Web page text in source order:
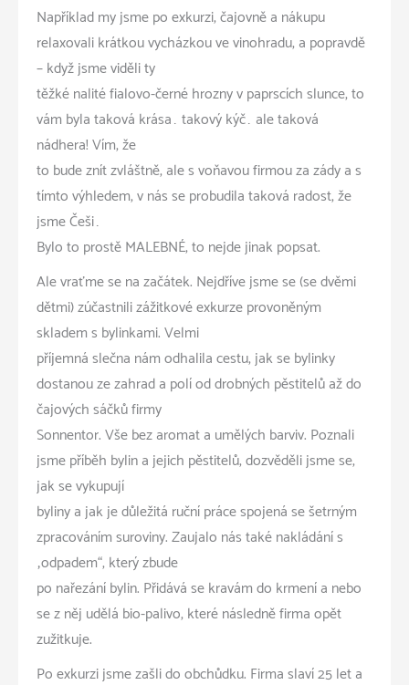
Například my jsme po exkurzi, čajovně a nákupu
relaxovali krátkou vycházkou ve vinohradu, a popravdě
– když jsme viděli ty
těžké nalité fialovo-černé hrozny v paprscích slunce, to
vám byla taková krása… takový kýč… ale taková
nádhera! Vím, že
to bude znít zvláštně, ale s voňavou firmou za zády a s
tímto výhledem, v nás se probudila taková radost, že
jsme Češi…
Bylo to prostě MALEBNÉ, to nejde jinak popsat.
Ale vraťme se na začátek. Nejdříve jsme se (se dvěmi
dětmi) zúčastnili zážitkové exkurze provoněným
skladem s bylinkami. Velmi
příjemná slečna nám odhalila cestu, jak se bylinky
dostanou ze zahrad a polí od drobných pěstitelů až do
čajových sáčků firmy
Sonnentor. Vše bez aromat a umělých barviv. Poznali
jsme příběh bylin a jejich pěstitelů, dozvěděli jsme se,
jak se vykupují
byliny a jak je důležitá ruční práce spojená se šetrným
zpracováním suroviny. Zaujalo nás také nakládání s
„odpadem“, který zbude
po nařezání bylin. Přidává se kravám do krmení a nebo
se z něj udělá bio-palivo, které následně firma opět
zužitkuje.
Po exkurzi jsme zašli do obchůdku. Firma slaví 25 let a